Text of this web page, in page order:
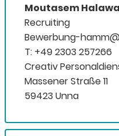
Moutasem Halawa
Recruiting
Bewerbung-
T: +49 2303 257266
Creativ
Massener Straße 11
59423 Unna